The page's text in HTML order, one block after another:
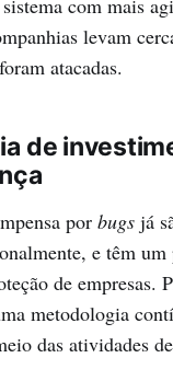
com mais
levam
atacadas.
de
por bugs já
e têm um
de empresas.
metodologia
das atividades